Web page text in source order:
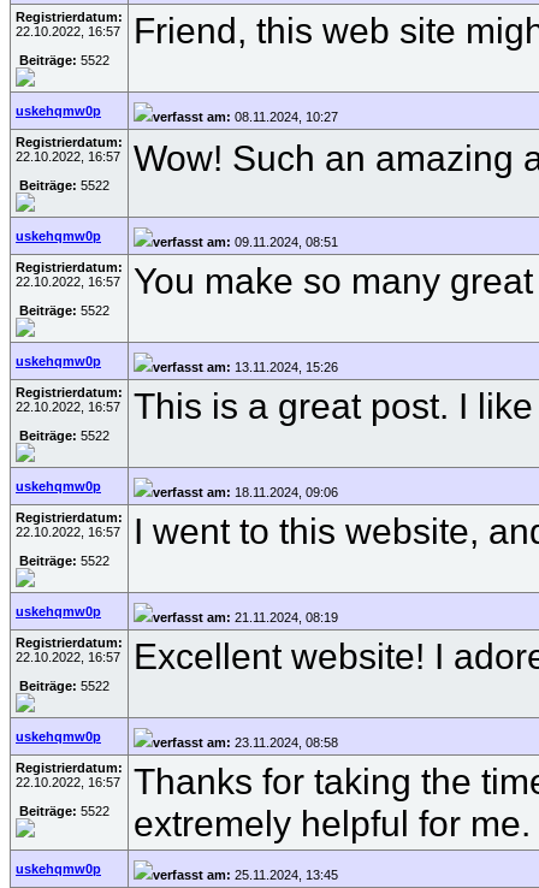
Registrierdatum:
22.10.2022, 16:57
Beiträge: 5522
Friend, this web site
uskehqmw0p verfasst am: 08.11.2024, 10:27
Registrierdatum:
22.10.2022, 16:57
Beiträge: 5522
Wow! Such an amazing
uskehqmw0p verfasst am: 09.11.2024, 08:51
Registrierdatum:
22.10.2022, 16:57
Beiträge: 5522
You make so many
uskehqmw0p verfasst am: 13.11.2024, 15:26
Registrierdatum:
22.10.2022, 16:57
Beiträge: 5522
This is a great post. I
uskehqmw0p verfasst am: 18.11.2024, 09:06
Registrierdatum:
22.10.2022, 16:57
Beiträge: 5522
I went to this website,
uskehqmw0p verfasst am: 21.11.2024, 08:19
Registrierdatum:
22.10.2022, 16:57
Beiträge: 5522
Excellent website! I
uskehqmw0p verfasst am: 23.11.2024, 08:58
Registrierdatum:
22.10.2022, 16:57
Beiträge: 5522
Thanks for taking the
extremely helpful for me.
uskehqmw0p verfasst am: 25.11.2024, 13:45